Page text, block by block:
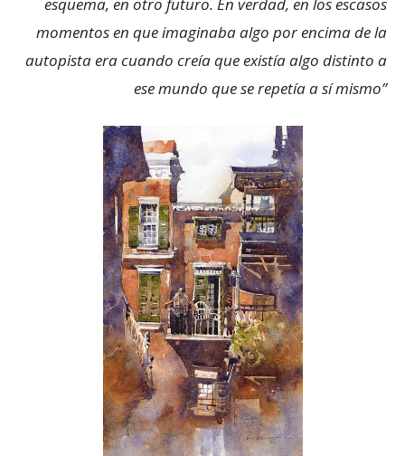
momentos en que ima­ginaba algo por encima de la
autopista era cuando creía que existía algo distinto a
ese mundo que se repetía a sí mismo”